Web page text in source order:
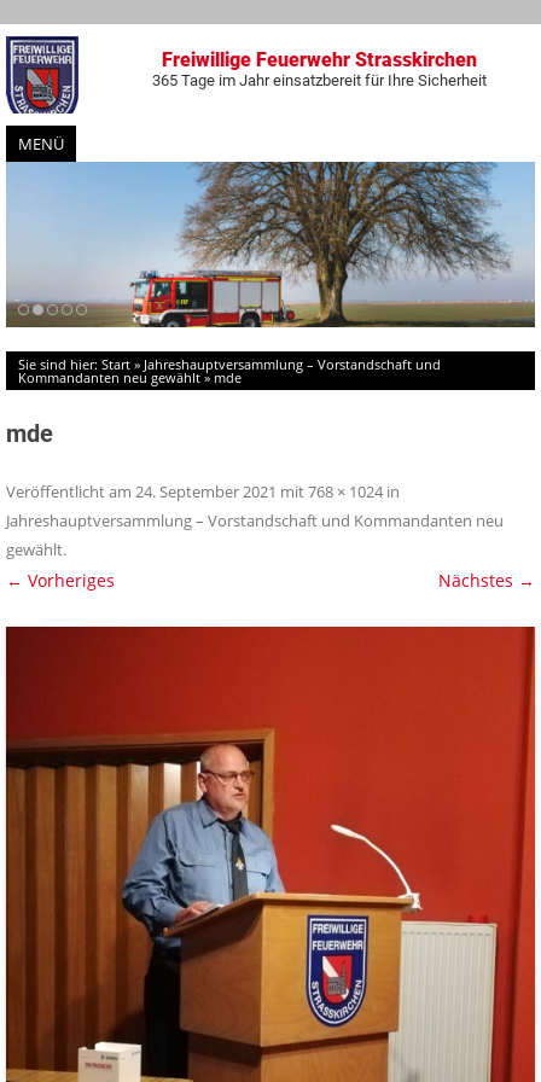
Freiwillige Feuerwehr Strasskirchen
365 Tage im Jahr einsatzbereit für Ihre Sicherheit
MENÜ
Zum
Inhalt
springen
Sie sind hier: Start » Jahreshauptversammlung – Vorstandschaft und
Kommandanten neu gewählt » mde
mde
Veröffentlicht am 24. September 2021 mit768 × 1024 in
Jahreshauptversammlung – Vorstandschaft und Kommandanten neu
gewählt.
← Vorheriges Nächstes →